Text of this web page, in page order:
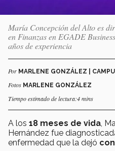
María Concepción del Alto es
en Finanzas en EGADE
años de experiencia
Por MARLENE GONZÁLEZ |
Fotos MARLENE GONZÁLEZ
Tiempo estimado de lectura:4 mins
A los 18 meses de vida ,
Hernández fue
enfermedad que la dejó